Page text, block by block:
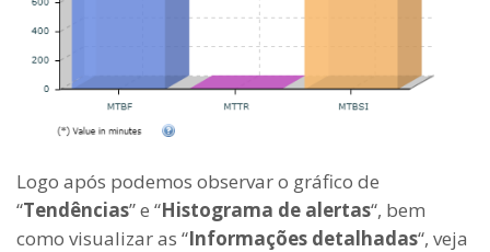
Logo após podemos observar o gráfico de
“Tendências” e “Histograma de alertas“, bem
como visualizar as “Informações detalhadas“, veja